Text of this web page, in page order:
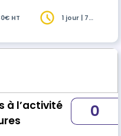
La signalisation
HT
1 jour | 7
à l’activité
0